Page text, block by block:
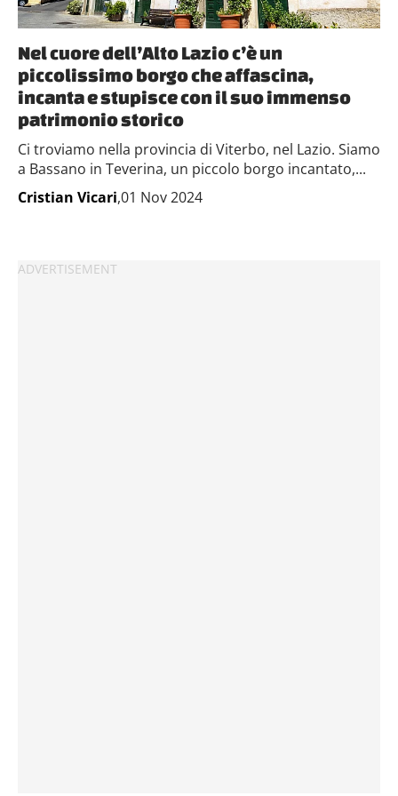
raccolto dal tuo utilizzo dei loro servizi.
Nel cuore dell’Alto Lazio c’è un
piccolissimo borgo che affascina,
incanta e stupisce con il suo immenso
patrimonio storico
Ci troviamo nella provincia di Viterbo, nel Lazio. Siamo
a Bassano in Teverina, un piccolo borgo incantato,...
Cristian Vicari,01 Nov 2024